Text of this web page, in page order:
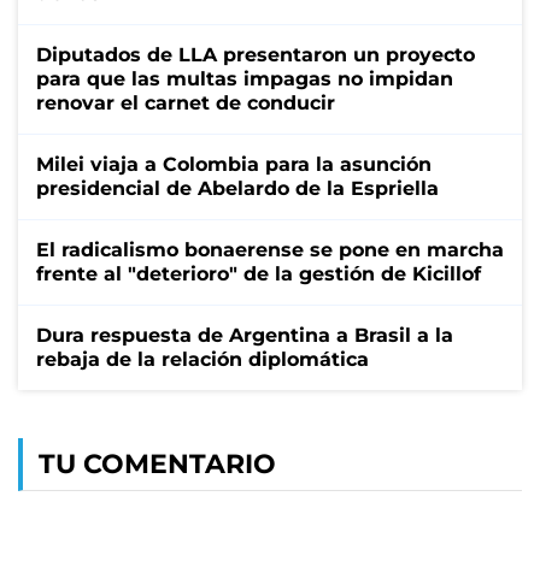
Diputados de LLA presentaron un proyecto
para que las multas impagas no impidan
renovar el carnet de conducir
Milei viaja a Colombia para la asunción
presidencial de Abelardo de la Espriella
El radicalismo bonaerense se pone en marcha
frente al "deterioro" de la gestión de Kicillof
Dura respuesta de Argentina a Brasil a la
rebaja de la relación diplomática
TU COMENTARIO